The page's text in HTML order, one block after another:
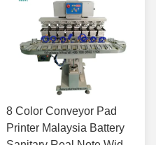
8 Color Conveyor Pad
Printer Malaysia Battery